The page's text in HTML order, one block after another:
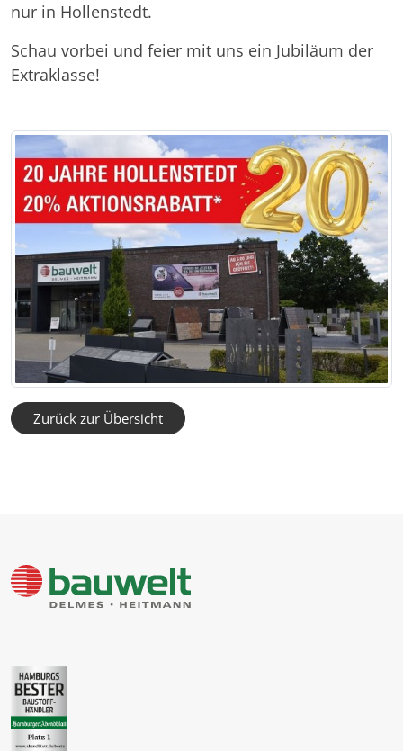
nur in Hollenstedt.
Schau vorbei und feier mit uns ein Jubiläum der
Extraklasse!
Zurück zur Übersicht